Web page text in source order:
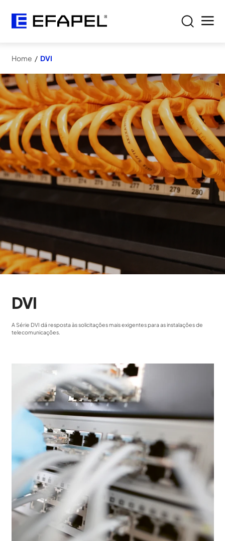
Home / DVI
DVI
A Série DVI dá resposta às solicitações mais exigentes para as instalações de
telecomunicações.